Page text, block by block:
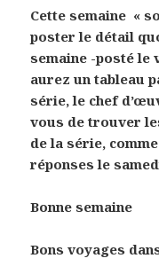
Cette semaine «
poster le détail
semaine -posté le
aurez un tableau
série, le chef
vous de trouver
de la série,
réponses le
Bonne semaine
Bons voyages